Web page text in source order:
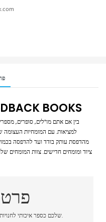
BOOKS
בין אם אתם מו"לים, סופרים,
למציאות. עם המומחיות העצומה
מהדפסת עותק בודד ועד להדפסה
ציוד ומומחים חדישים. צוות המומחים
הפיחו חיים בקובץ ה-PDF שלכם כספר איכותי לחנויות ספרים.